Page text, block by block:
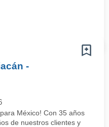
-
México! Con 35 años
de nuestros clientes y